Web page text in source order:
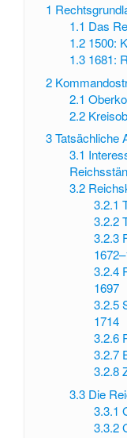
1
1.1 Das
1.2 1500:
1.3 1681:
2
2.1
2.2
3Tatsächliche
3.1
3.2
3.2.1
3.2.2
3.2.3
3.2.4
1697
3.2.5
1714
3.2.6
3.2.7
3.2.8
3.3 Die
3.3.1
3.3.2